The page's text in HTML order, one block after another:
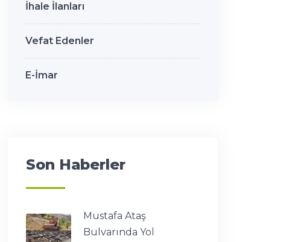
İhale İlanları
Vefat Edenler
E-İmar
Son Haberler
Mustafa Ataş
Bulvarında Yol